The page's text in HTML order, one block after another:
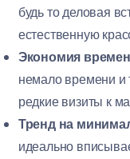
будь то деловая
естественную
Экономия
немало времени и
редкие визиты к
Тренд на
идеально